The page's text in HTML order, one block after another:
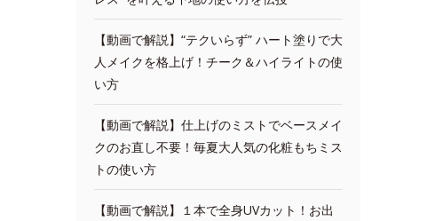
【動画で解説】“テクいらず” ハート塗りで大
人メイクを格上げ！チーク＆ハイライトの使
い方
【動画で解説】仕上げのミストでベースメイ
クのお直し不要！毎夏大人気の化粧もちミス
トの使い方
【動画で解説】１本で全身UVカット！お出